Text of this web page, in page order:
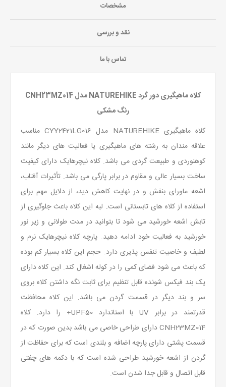
مشخصات
نقد و بررسی
تماس با ما
کلاه ماهیگیری دور گرد NATUREHIKE مدل CNH23MZ014
رنگ مشکی
کلاه ماهیگیری NATUREHIKE مدل CYY2421LG016 مناسب
علاقه مندان به رشته های ماهیگیری یا فعالیت های دیگر مانند
کوهنوردی و طبیعت گردی می باشد. کلاه نیچرهایک دارای کیفیت
ساخت بسیار عالی و مقاوم در برابر پارگی می باشد. تأثیرات آفتاب،
اشعه ماورای بنفش و در نهایت کاهش دید، از دلایل مهم برای
استفاده از کلاه های تابستانی است. لبه این کلاه باعث جلوگیری از
تابش اشعه خورشید می شود تا بتوانید در مدت طولانی و زیر نور
خورشید به فعالیت خود ادامه دهید. پارچه کلاه نیچرهایک نرم و
لطیف و خاصیت تنفس پذیری دارد. حجم این کلاه بسیار کم بوده
که باعث می شود فضای کمی را در کوله اشغال کند. این کلاه دارای
یک بند فیکس شونده قابل تنظیم برای ثابت نگه داشتن کلاه بروی
سر و بند دیگر در قسمت گردن می باشد. این کلاه محافظت
قدرتمند در برابر UV با استاندارد UPF50+ را دارد. کلاه
CNH23MZ014 دارای طراحی خاصی می باشد بدین صورت که در
قسمت پشتی دارای پارچه اضافه و بلندی است که برای حفاظت از
گردن از اشعه خورشید طراحی شده است که با دکمه های چفتی
قابل اتصال و قابل جدا شدن است.